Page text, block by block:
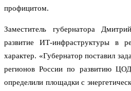
профицитом.
Заместитель губернатора
развитие ИТ-инфраструктуры в
характер. «Губернатор поставил
регионов России по развитию
определили площадки с